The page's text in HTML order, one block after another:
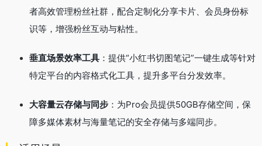
者高效管理粉丝社群，配合定制化分享卡片、会员身份标
识等，增强粉丝互动与粘性。
垂直场景效率工具 ：提供“小红书切图笔记”一键生成等针对
特定平台的内容格式化工具，提升多平台分发效率。
大容量云存储与同步 ：为Pro会员提供50GB存储空间，保
障多媒体素材与海量笔记的安全存储与多端同步。